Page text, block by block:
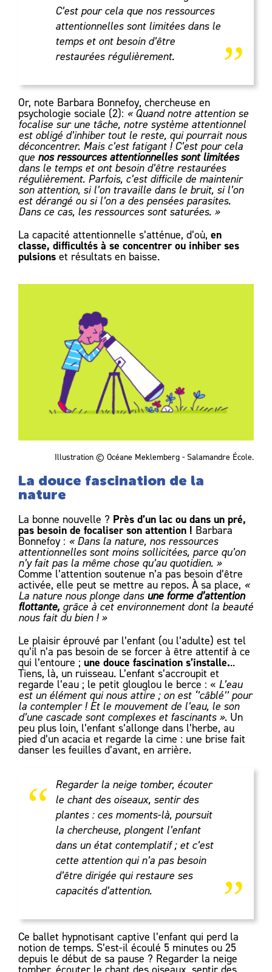
C’est pour cela que nos ressources
attentionnelles sont limitées dans le
temps et ont besoin d’être
restaurées régulièrement.
„
Or, note Barbara Bonnefoy, chercheuse en
psychologie sociale (2): « Quand notre attention se
focalise sur une tâche, notre système attentionnel
est obligé d’inhiber tout le reste, qui pourrait nous
déconcentrer. Mais c’est fatigant ! C’est pour cela
que nos ressources attentionnelles sont limitées
dans le temps et ont besoin d’être restaurées
régulièrement. Parfois, c’est difficile de maintenir
son attention, si l’on travaille dans le bruit, si l’on
est dérangé ou si l’on a des pensées parasites.
Dans ce cas, les ressources sont saturées. »
La capacité attentionnelle s’atténue, d’où, en
classe, difficultés à se concentrer ou inhiber ses
pulsions et résultats en baisse.
Illustration © Océane Meklemberg - Salamandre École.
La douce fascination de la
nature
La bonne nouvelle ? Près d’un lac ou dans un pré,
pas besoin de focaliser son attention ! Barbara
Bonnefoy : « Dans la nature, nos ressources
attentionnelles sont moins sollicitées, parce qu’on
n’y fait pas la même chose qu’au quotidien. »
Comme l’attention soutenue n’a pas besoin d’être
activée, elle peut se mettre au repos. À sa place, «
La nature nous plonge dans une forme d’attention
flottante, grâce à cet environnement dont la beauté
nous fait du bien ! »
Le plaisir éprouvé par l’enfant (ou l’adulte) est tel
qu’il n’a pas besoin de se forcer à être attentif à ce
qui l’entoure ; une douce fascination s’installe...
Tiens, là, un ruisseau. L’enfant s’accroupit et
regarde l’eau ; le petit glouglou le berce : « L’eau
est un élément qui nous attire ; on est ‘’câblé’’ pour
la contempler ! Et le mouvement de l’eau, le son
d’une cascade sont complexes et fascinants ». Un
peu plus loin, l’enfant s’allonge dans l’herbe, au
pied d’un acacia et regarde la cime : une brise fait
danser les feuilles d’avant, en arrière.
“
Regarder la neige tomber, écouter
le chant des oiseaux, sentir des
plantes : ces moments-là, poursuit
la chercheuse, plongent l’enfant
dans un état contemplatif ; et c’est
cette attention qui n’a pas besoin
d’être dirigée qui restaure ses
capacités d’attention.
„
Ce ballet hypnotisant captive l’enfant qui perd la
notion de temps. S’est-il écoulé 5 minutes ou 25
depuis le début de sa pause ? Regarder la neige